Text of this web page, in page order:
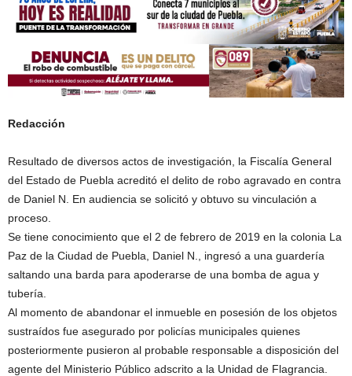
Redacción
Resultado de diversos actos de investigación, la Fiscalía General
del Estado de Puebla acreditó el delito de robo agravado en contra
de Daniel N. En audiencia se solicitó y obtuvo su vinculación a
proceso.
Se tiene conocimiento que el 2 de febrero de 2019 en la colonia La
Paz de la Ciudad de Puebla, Daniel N., ingresó a una guardería
saltando una barda para apoderarse de una bomba de agua y
tubería.
Al momento de abandonar el inmueble en posesión de los objetos
sustraídos fue asegurado por policías municipales quienes
posteriormente pusieron al probable responsable a disposición del
agente del Ministerio Público adscrito a la Unidad de Flagrancia.